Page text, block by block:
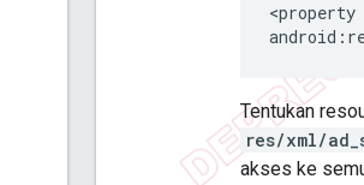
<property
Tentukan
res/xml/
akses ke